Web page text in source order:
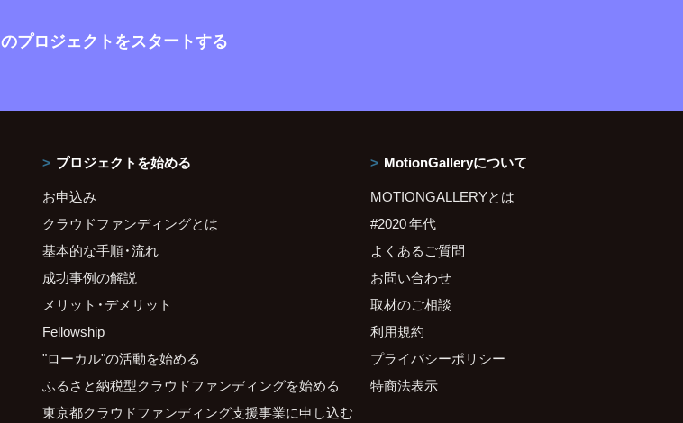
プロジェクトをスタートする
プロジェクトを始める
お申込み
クラウドファンディングとは
基本的な手順・流れ
成功事例の解説
メリット・デメリット
Fellowship
"ローカル"の活動を始める
ふるさと納税型クラウドファンディングを始める
東京都クラウドファンディング支援事業に申し込む
MotionGalleryについて
MOTIONGALLERYとは
#2020 年代
よくあるご質問
お問い合わせ
取材のご相談
利用規約
プライバシーポリシー
特商法表示